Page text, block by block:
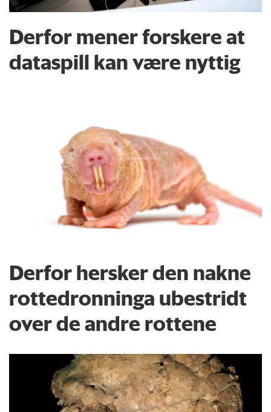
Derfor mener forskere at
dataspill kan være nyttig
Derfor hersker den nakne
rottedronninga ubestridt
over de andre rottene